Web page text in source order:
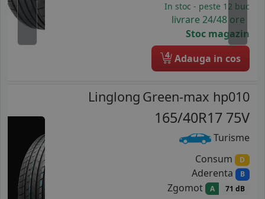
In stoc - peste 12 buc
livrare 24/48 ore
Stoc magazin
4 Adauga in cos
Linglong Green-max hp010
165/40R17 75V
Turisme
Consum D
Aderenta B
Zgomot A 71 dB